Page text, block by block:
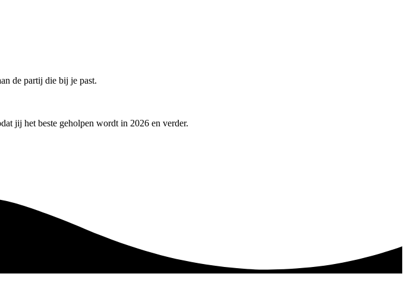
de partij die bij je past.
jij het beste geholpen wordt in 2026 en verder.